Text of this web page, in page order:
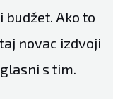
Ako to
novac izdvoji
s tim.